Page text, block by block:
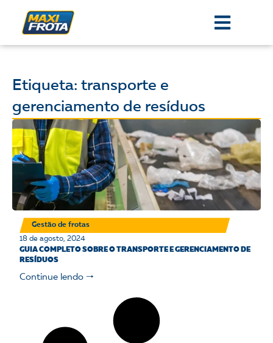
Etiqueta: transporte e
gerenciamento de resíduos
Gestão de frotas
18 de agosto, 2024
GUIA COMPLETO SOBRE O TRANSPORTE E GERENCIAMENTO DE
RESÍDUOS
Continue lendo 🠒